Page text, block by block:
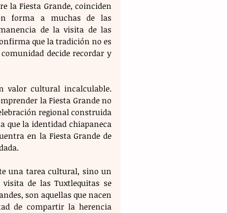
la Fiesta Grande, coinciden
forma a muchas de las
de la visita de las
que la tradición no es
decide recordar y
valor cultural incalculable.
la Fiesta Grande no
regional construida
que la identidad chiapaneca
en la Fiesta Grande de
una tarea cultural, sino un
de las Tuxtlequitas se
son aquellas que nacen
de compartir la herencia